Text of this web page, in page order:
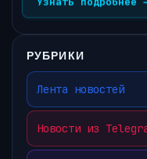
РУБРИКИ
Лента новостей
Новости из